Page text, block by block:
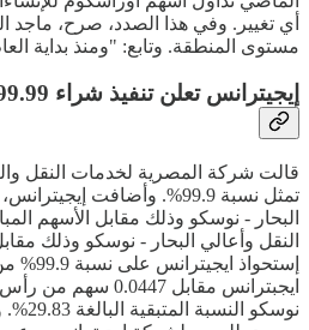
أي تغيير. وفي هذا الصدد، صرح،
مستوى المنطقة. وتابع: "ومنذ بداية العام، عملت إي اف چي هيرميس على 6 صفقات دمج
إيجيترانس تعلن تنفيذ شراء 99.99% من أسهم "نوسكو"
تمثل نسبة 99.9%.
البحار - نوسكو وذلك مقابل الأسهم